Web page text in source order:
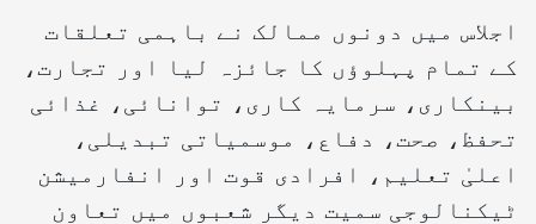
اجلاس میں دونوں ممالک نے باہمی تعلقات
کے تمام پہلوؤں کا جائزہ لیا اور تجارت،
بینکاری، سرمایہ کاری، توانائی، غذائی
تحفظ، صحت، دفاع، موسمیاتی تبدیلی،
اعلیٰ تعلیم، افرادی قوت اور انفارمیشن
ٹیکنالوجی سمیت دیگر شعبوں میں تعاون